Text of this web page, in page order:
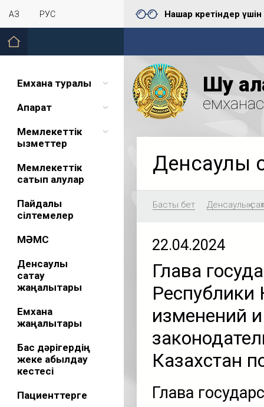
ҚАЗ РУС Нашар көретіндер үшін
Емхана туралы
Ақпарат
Мемлекеттік
қызметтер
Мемлекеттік
сатып алулар
Пайдалы
сілтемелер
МӘМС
Денсаулық
сақтау
жаңалықтары
Емхана
жаңалықтары
Бас дәрігердің
жеке қабылдау
кестесі
Пациенттерге
Шу
Денсаулық
Басты бет Денсаулық
22.04.2024
Глава
Республики
изменений
Казахстан
Глава